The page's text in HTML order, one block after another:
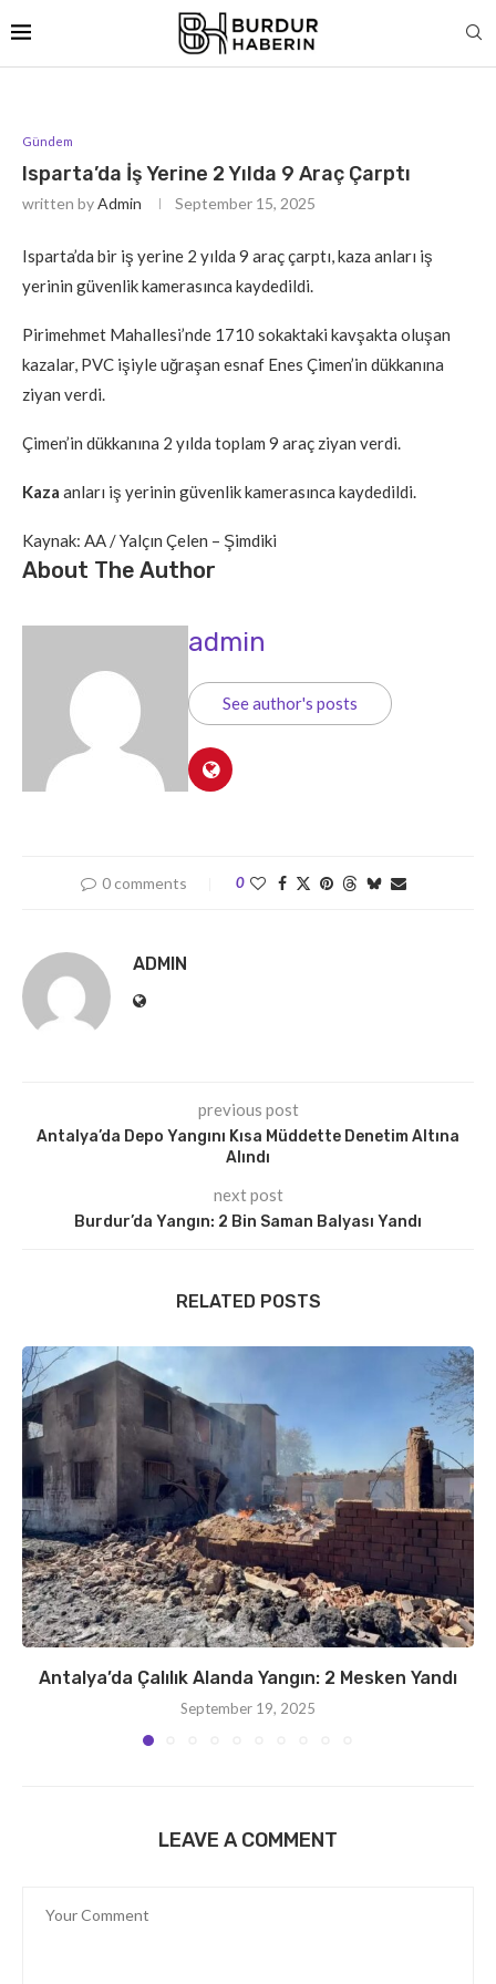
Gündem
Isparta’da İş Yerine 2 Yılda 9 Araç Çarptı
written byAdmin September 15, 2025
Isparta’da bir iş yerine 2 yılda 9 araç çarptı, kaza anları iş
yerinin güvenlik kamerasınca kaydedildi.
Pirimehmet Mahallesi’nde 1710 sokaktaki kavşakta oluşan
kazalar, PVC işiyle uğraşan esnaf Enes Çimen’in dükkanına
ziyan verdi.
Çimen’in dükkanına 2 yılda toplam 9 araç ziyan verdi.
Kaza anları iş yerinin güvenlik kamerasınca kaydedildi.
Kaynak: AA / Yalçın Çelen – Şimdiki
About The Author
admin
See author's posts
0 comments 0
ADMIN
previous post
Antalya’da Depo Yangını Kısa Müddette Denetim Altına
Alındı
next post
Burdur’da Yangın: 2 Bin Saman Balyası Yandı
RELATED POSTS
Antalya’da Çalılık Alanda Yangın: 2 Mesken Yandı
September 19, 2025
LEAVE A COMMENT